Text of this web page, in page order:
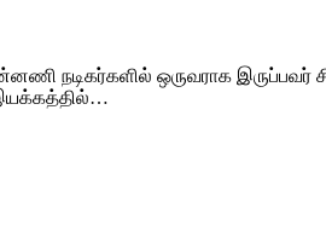
நடிகர்களில் ஒருவராக இருப்பவர்
இயக்கத்தில்…